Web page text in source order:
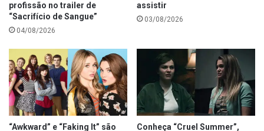
profissão no trailer de
“Sacrifício de Sangue”
04/08/2026
assistir
03/08/2026
“Awkward” e “Faking It” são Conheça “Cruel Summer”,